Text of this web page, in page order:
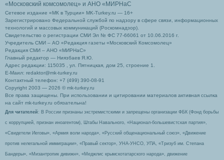
«Московский комсомолец» и АНО «МИРНаС
Сетевое издание «МК в Турции» MK-Turkey.ru — 16+
Зарегистрировано Федеральной службой по надзору в сфере связи, информационных
технологий и массовых коммуникаций (Роскомнадзор).
Свидетельство о регистрации СМИ Эл № ФС 77-66061 от 10.06.2016 г.
Учредитель СМИ – АО «Редакция газеты «Московский Комсомолец»
Редакция СМИ – АНО «МИРНаС»
Главный редактор — Ниязбаев Я.Ю.
Адрес редакции: 115035 , ул. Пятницкая, дом 25, строение 1.
Е-Маил: redaktor@mk-turkey.ru
Контактный телефон: +7 (499) 390-08-91
Copyright 2003 — 2026 © mk-turkey.ru
Все права защищены. При использовании и цитировании материалов активная ссылка
на сайт mk-turkey.ru обязательна!
Для читателей : В России признаны экстремистскими и запрещены организации ФБК (Фонд борьбы
с коррупцией, признан иноагентом), Штабы Навального, «Национал-большевистская партия»,
«Свидетели Иеговы», «Армия воли народа», «Русский общенациональный союз», «Движение
против нелегальной иммиграции», «Правый сектор», УНА-УНСО, УПА, «Тризуб им. Степана
Бандеры», «Мизантропик дивижн», «Меджлис крымскотатарского народа», движение